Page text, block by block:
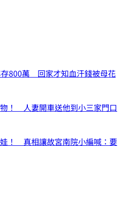
800萬 回家才知血汗錢被母花
！ 人妻開車送他到小三家門口
！ 真相讓故宮南院小編喊：要